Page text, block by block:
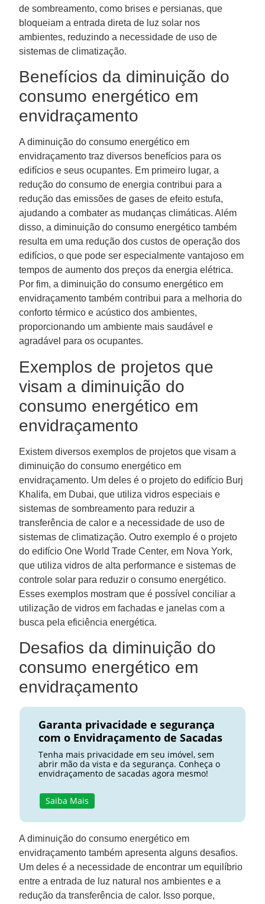
de sombreamento, como brises e persianas, que
bloqueiam a entrada direta de luz solar nos
ambientes, reduzindo a necessidade de uso de
sistemas de climatização.
Benefícios da diminuição do
consumo energético em
envidraçamento
A diminuição do consumo energético em
envidraçamento traz diversos benefícios para os
edifícios e seus ocupantes. Em primeiro lugar, a
redução do consumo de energia contribui para a
redução das emissões de gases de efeito estufa,
ajudando a combater as mudanças climáticas. Além
disso, a diminuição do consumo energético também
resulta em uma redução dos custos de operação dos
edifícios, o que pode ser especialmente vantajoso em
tempos de aumento dos preços da energia elétrica.
Por fim, a diminuição do consumo energético em
envidraçamento também contribui para a melhoria do
conforto térmico e acústico dos ambientes,
proporcionando um ambiente mais saudável e
agradável para os ocupantes.
Exemplos de projetos que
visam a diminuição do
consumo energético em
envidraçamento
Existem diversos exemplos de projetos que visam a
diminuição do consumo energético em
envidraçamento. Um deles é o projeto do edifício Burj
Khalifa, em Dubai, que utiliza vidros especiais e
sistemas de sombreamento para reduzir a
transferência de calor e a necessidade de uso de
sistemas de climatização. Outro exemplo é o projeto
do edifício One World Trade Center, em Nova York,
que utiliza vidros de alta performance e sistemas de
controle solar para reduzir o consumo energético.
Esses exemplos mostram que é possível conciliar a
utilização de vidros em fachadas e janelas com a
busca pela eficiência energética.
Desafios da diminuição do
consumo energético em
envidraçamento
Garanta privacidade e segurança
com o Envidraçamento de Sacadas
Tenha mais privacidade em seu imóvel, sem
abrir mão da vista e da segurança. Conheça o
envidraçamento de sacadas agora mesmo!
Saiba Mais
A diminuição do consumo energético em
envidraçamento também apresenta alguns desafios.
Um deles é a necessidade de encontrar um equilíbrio
entre a entrada de luz natural nos ambientes e a
redução da transferência de calor. Isso porque,